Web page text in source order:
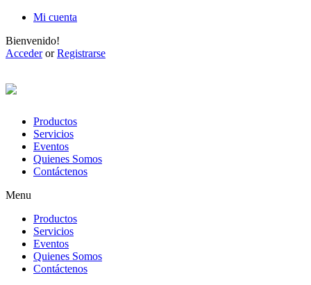
Mi cuenta
Bienvenido!
AccederorRegistrarse
Productos
Servicios
Eventos
Quienes Somos
Contáctenos
Menu
Productos
Servicios
Eventos
Quienes Somos
Contáctenos